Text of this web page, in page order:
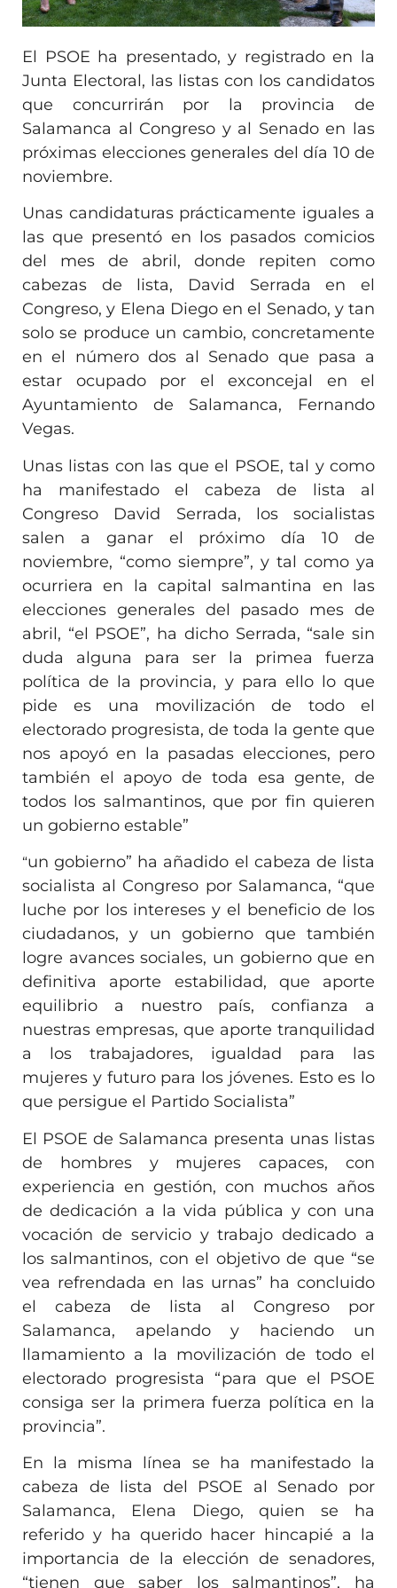
El PSOE ha presentado, y registrado en la
Junta Electoral, las listas con los candidatos
que concurrirán por la provincia de
Salamanca al Congreso y al Senado en las
próximas elecciones generales del día 10 de
noviembre.
Unas candidaturas prácticamente iguales a
las que presentó en los pasados comicios
del mes de abril, donde repiten como
cabezas de lista, David Serrada en el
Congreso, y Elena Diego en el Senado, y tan
solo se produce un cambio, concretamente
en el número dos al Senado que pasa a
estar ocupado por el exconcejal en el
Ayuntamiento de Salamanca, Fernando
Vegas.
Unas listas con las que el PSOE, tal y como
ha manifestado el cabeza de lista al
Congreso David Serrada, los socialistas
salen a ganar el próximo día 10 de
noviembre, “como siempre”, y tal como ya
ocurriera en la capital salmantina en las
elecciones generales del pasado mes de
abril, “el PSOE”, ha dicho Serrada, “sale sin
duda alguna para ser la primea fuerza
política de la provincia, y para ello lo que
pide es una movilización de todo el
electorado progresista, de toda la gente que
nos apoyó en la pasadas elecciones, pero
también el apoyo de toda esa gente, de
todos los salmantinos, que por fin quieren
un gobierno estable”
“un gobierno” ha añadido el cabeza de lista
socialista al Congreso por Salamanca, “que
luche por los intereses y el beneficio de los
ciudadanos, y un gobierno que también
logre avances sociales, un gobierno que en
definitiva aporte estabilidad, que aporte
equilibrio a nuestro país, confianza a
nuestras empresas, que aporte tranquilidad
a los trabajadores, igualdad para las
mujeres y futuro para los jóvenes. Esto es lo
que persigue el Partido Socialista”
El PSOE de Salamanca presenta unas listas
de hombres y mujeres capaces, con
experiencia en gestión, con muchos años
de dedicación a la vida pública y con una
vocación de servicio y trabajo dedicado a
los salmantinos, con el objetivo de que “se
vea refrendada en las urnas” ha concluido
el cabeza de lista al Congreso por
Salamanca, apelando y haciendo un
llamamiento a la movilización de todo el
electorado progresista “para que el PSOE
consiga ser la primera fuerza política en la
provincia”.
En la misma línea se ha manifestado la
cabeza de lista del PSOE al Senado por
Salamanca, Elena Diego, quien se ha
referido y ha querido hacer hincapié a la
importancia de la elección de senadores,
“tienen que saber los salmantinos”, ha